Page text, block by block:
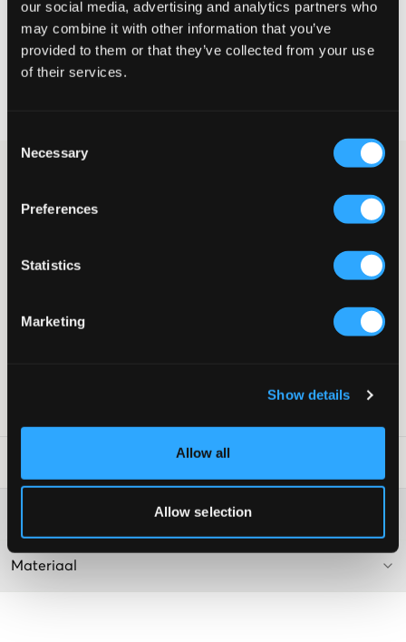
our social media, advertising and analytics partners who
may combine it with other information that you’ve
provided to them or that they’ve collected from your use
of their services.
Selection
Necessary
Preferences
Statistics
Marketing
Show details
Allow all
Allow selection
KIES EEN MAAT
Snelle levering
Zwarte sweatshirt van Levis. De trui heeft een normale pasvorm
kledingstukken van Levis, met andere woorden: dit sweatshirt is
tijdloos. Fijn om te dragen en je combineert het graag met jeans
Sweatshirt
Geribde boorden
Materiaal